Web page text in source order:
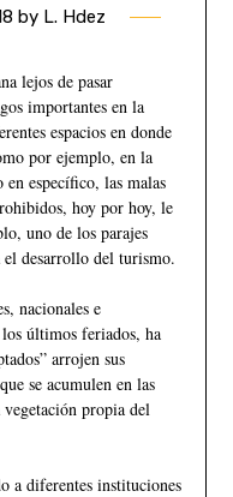
by L. Hdez
lejos de pasar
importantes en la
espacios en donde
por ejemplo, en la
en específico, las malas
hoy por hoy, le
uno de los parajes
desarrollo del turismo.
nacionales e
últimos feriados, ha
arrojen sus
se acumulen en las
propia del
a diferentes instituciones